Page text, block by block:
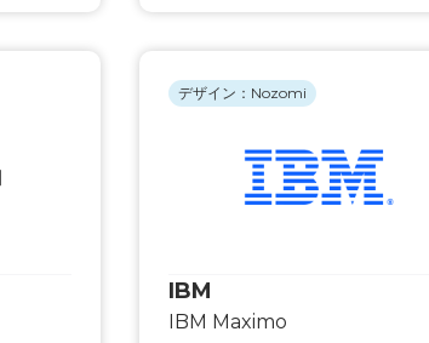
IBM
IBM Maximo
デザイン：Nozomi